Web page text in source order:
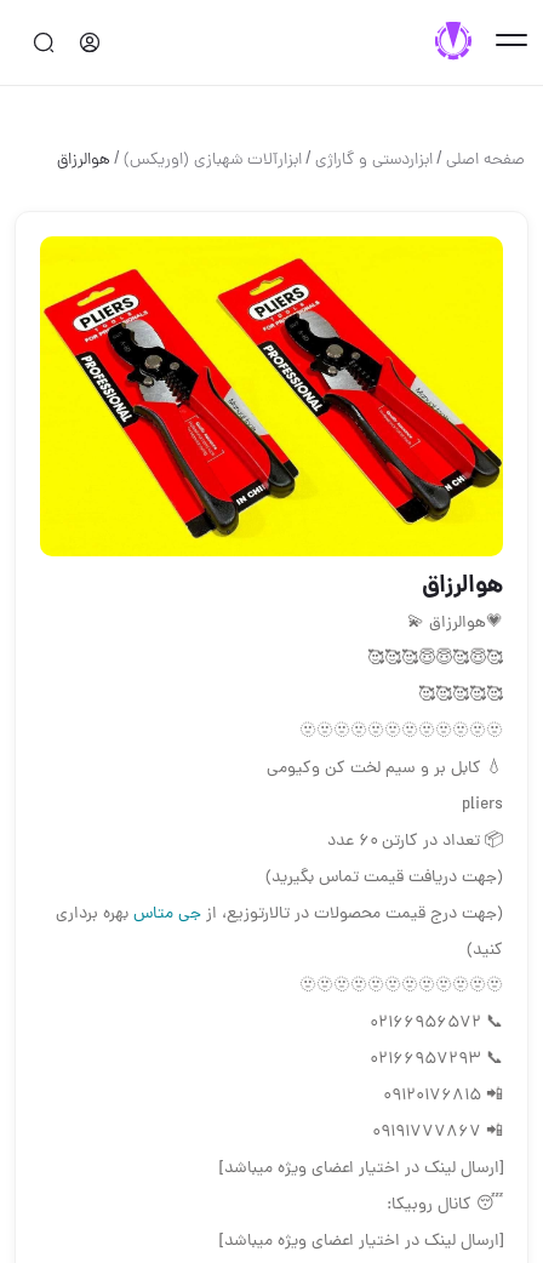
صفحه اصلی/ابزاردستی و گاراژی/ابزارآلات شهبازی (اوریکس)/هوالرزاق
هوالرزاق
💗هوالرزاق 💫
🥰😇🥰😇😇🥰🥰🥰
🥰🥰🥰🥰🥰
🫥🫥🫥🫥🫥🫥🫥🫥🫥🫥🫥🫥
💧 كابل بر و سيم لخت كن وكيومي
pliers
📦 تعداد در كارتن ٦٠ عدد
(جهت دریافت قیمت تماس بگیرید)
(جهت درج قیمت محصولات در تالارتوزیع، ازجی متاسبهره برداری
کنید)
🫥🫥🫥🫥🫥🫥🫥🫥🫥🫥🫥🫥
📞 02166956572
📞 02166957293
📲 09120176815
📲 09191777867
[ارسال لینک در اختیار اعضای ویژه میباشد]
😴 کانال روبیکا:
[ارسال لینک در اختیار اعضای ویژه میباشد]